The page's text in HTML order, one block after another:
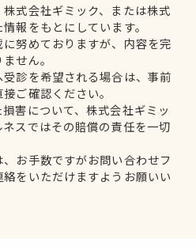
式会社ギミック、または株式
報をもとにしています。
努めておりますが、内容を完
せん。
診を希望される場合は、事前
ご確認ください。
害について、株式会社ギミッ
スではその賠償の責任を一切
お手数ですがお問い合わせフ
をいただけますようお願いい